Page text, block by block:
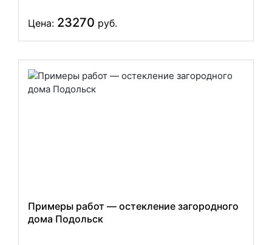
Цена: 23270 руб.
Примеры работ — остекление загородного
дома Подольск